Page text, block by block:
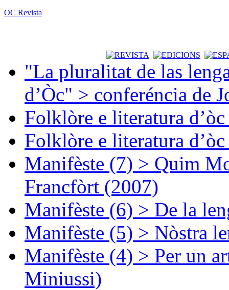
OC Revista
"La pluralitat de las
d’Òc" > conferéncia de
Folklòre e literatura
Folklòre e literatura
Manifèste (7) > Quim
Francfòrt (2007)
Manifèste (6) > De la
Manifèste (5) > Nòstra
Manifèste (4) > Per un
Miniussi)